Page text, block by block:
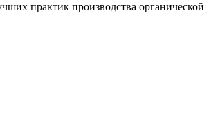
практик производства органической